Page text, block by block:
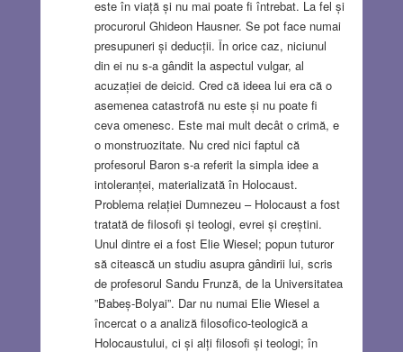
este în viață și nu mai poate fi întrebat. La fel și
procurorul Ghideon Hausner. Se pot face numai
presupuneri și deducții. În orice caz, niciunul
din ei nu s-a gândit la aspectul vulgar, al
acuzației de deicid. Cred că ideea lui era că o
asemenea catastrofă nu este și nu poate fi
ceva omenesc. Este mai mult decât o crimă, e
o monstruozitate. Nu cred nici faptul că
profesorul Baron s-a referit la simpla idee a
intoleranței, materializată în Holocaust.
Problema relației Dumnezeu – Holocaust a fost
tratată de filosofi și teologi, evrei și creștini.
Unul dintre ei a fost Elie Wiesel; popun tuturor
să citească un studiu asupra gândirii lui, scris
de profesorul Sandu Frunză, de la Universitatea
”Babeș-Bolyai”. Dar nu numai Elie Wiesel a
încercat o a analiză filosofico-teologică a
Holocaustului, ci și alți filosofi și teologi; în